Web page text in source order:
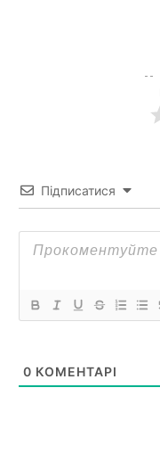
Підписатися
0 КОМЕНТАРІ